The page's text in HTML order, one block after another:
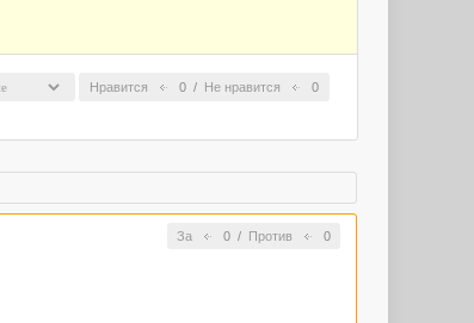
Нравится 0 / Не нравится 0
За 0/ Против 0